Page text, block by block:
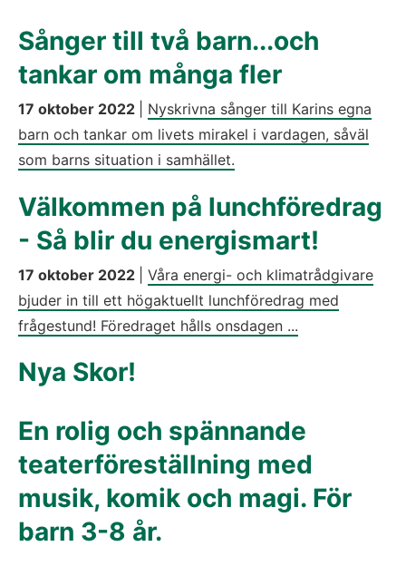
Sånger till två barn...och
tankar om många fler
17 oktober 2022
Nyskrivna sånger till Karins egna
barn och tankar om livets mirakel i vardagen, såväl
som barns situation i samhället.
Välkommen på lunchföredrag
- Så blir du energismart!
17 oktober 2022
Våra energi- och klimatrådgivare
bjuder in till ett högaktuellt lunchföredrag med
frågestund! Föredraget hålls onsdagen ...
Nya Skor!
En rolig och spännande
teaterföreställning med
musik, komik och magi. För
barn 3-8 år.